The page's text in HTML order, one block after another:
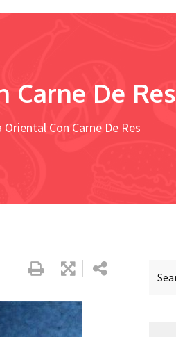
Carne De Res
Oriental Con Carne De Res